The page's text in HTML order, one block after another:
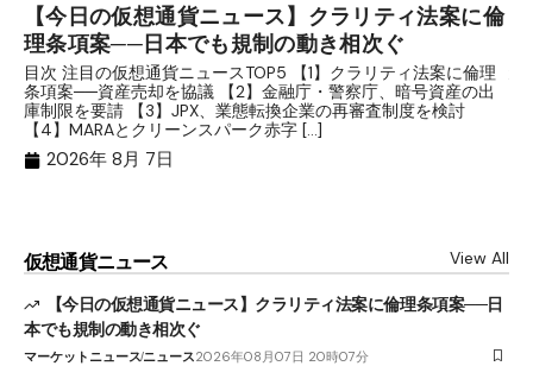
【今日の仮想通貨ニュース】クラリティ法案に倫
理条項案──日本でも規制の動き相次ぐ
目次 注目の仮想通貨ニュースTOP5 【1】クラリティ法案に倫理
条項案──資産売却を協議 【2】金融庁・警察庁、暗号資産の出
庫制限を要請 【3】JPX、業態転換企業の再審査制度を検討
【4】MARAとクリーンスパーク赤字 […]
2026年 8月 7日
仮想通貨ニュース View All
【今日の仮想通貨ニュース】クラリティ法案に倫理条項案──日
本でも規制の動き相次ぐ
マーケットニュースニュース2026年08月07日 20時07分